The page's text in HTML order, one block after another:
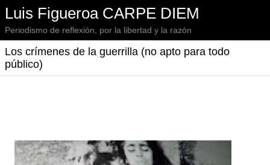
Luis Figueroa CARPE DIEM
Periodismo de reflexión, por la libertad y la razón
Los crímenes de la guerrilla (no apto para todo
público)